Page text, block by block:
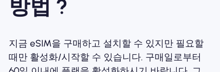
방법 ?
지금 eSIM을 구매하고 설치할 수 있지만 필요할
때만 활성화/시작할 수 있습니다. 구매일로부터